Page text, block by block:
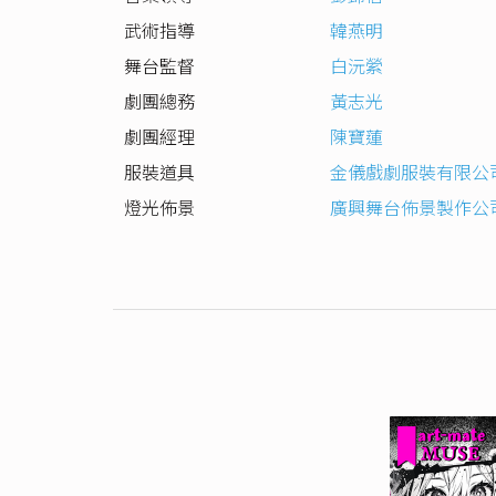
武術指導
韓燕明
舞台監督
白沅縈
劇團總務
黃志光
劇團經理
陳寶蓮
服裝道具
金儀戲劇服裝有限公
燈光佈景
廣興舞台佈景製作公